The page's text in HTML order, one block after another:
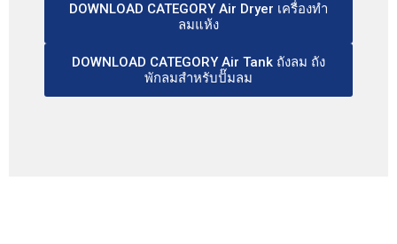
DOWNLOAD CATEGORY Air Dryer เครื่องทำ
ลมแห้ง
DOWNLOAD CATEGORY Air Tank ถังลม ถัง
พักลมสำหรับปั๊มลม